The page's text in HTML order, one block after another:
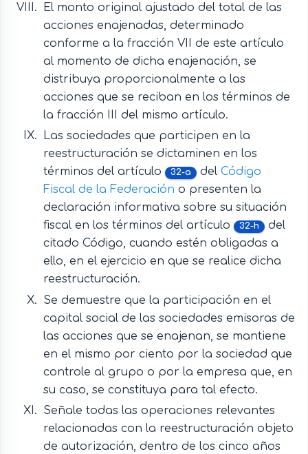
El monto original ajustado del total de las
acciones enajenadas, determinado
conforme a la fracción VII de este artículo
al momento de dicha enajenación, se
distribuya proporcionalmente a las
acciones que se reciban en los términos de
la fracción III del mismo artículo.
Las sociedades que participen en la
reestructuración se dictaminen en los
términos del artículo
32-a del Código
Fiscal de la Federación o presenten la
declaración informativa sobre su situación
fiscal en los términos del artículo
32-h
del
citado Código, cuando estén obligadas a
ello, en el ejercicio en que se realice dicha
reestructuración.
Se demuestre que la participación en el
capital social de las sociedades emisoras de
las acciones que se enajenan, se mantiene
en el mismo por ciento por la sociedad que
controle al grupo o por la empresa que, en
su caso, se constituya para tal efecto.
Señale todas las operaciones relevantes
relacionadas con la reestructuración objeto
de autorización, dentro de los cinco años